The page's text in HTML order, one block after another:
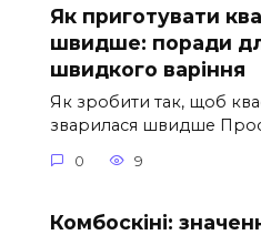
Як приготувати
швидше: поради
швидкого варіння
Як зробити так, щоб
зварилася швидше
0 9
Комбоскіні: